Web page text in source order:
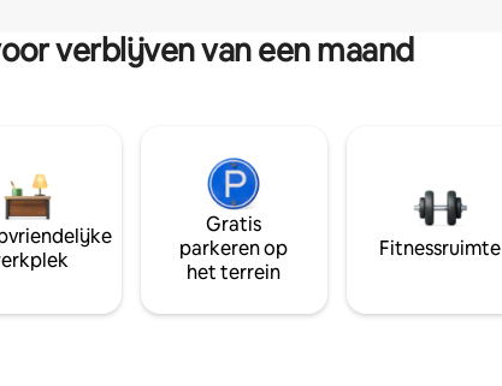
verblijven van een maand
Gratis
parkeren op
het terrein
Fitnessruimte